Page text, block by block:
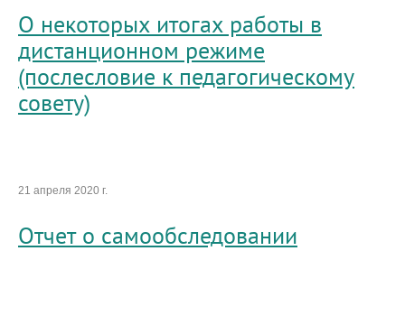
О некоторых итогах работы в
дистанционном режиме
(послесловие к педагогическому
совету)
21 апреля 2020 г.
Отчет о самообследовании